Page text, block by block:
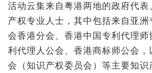
活动云集来自粤港两地的政府代表
产权专业人士，其中包括来自亚洲
会香港分会、香港中国专利代理师
利代理人公会、香港商标师公会，
会（知识产权委员会）等主要知识